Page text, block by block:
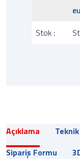
Stok :
Açıklama
Sipariş Formu